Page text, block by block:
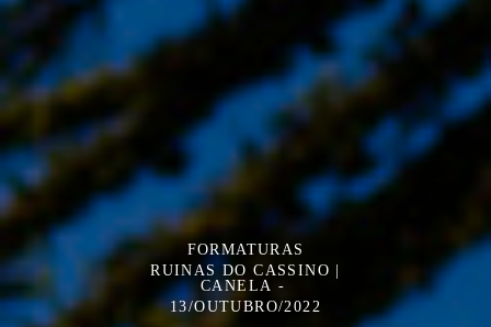
FORMATURAS
RUINAS DO CASSINO |
CANELA
13/OUTUBRO/2022